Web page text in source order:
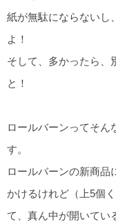
紙が無駄にならないし
よ！
そして、多かったら、
と！
ロールバーンってそん
す。
ロールバーンの新商品
かけるけれど（上5個
て、真ん中が開いてい